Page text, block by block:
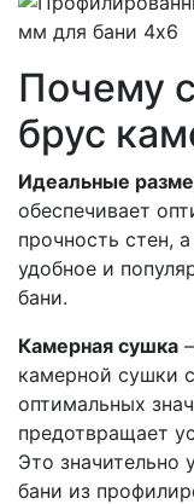
Почему
брус
Идеальные
обеспечивает
прочность стен,
удобное и
бани.
Камерная сушка –
камерной сушки
оптимальных
предотвращает
Это значительно
бани из